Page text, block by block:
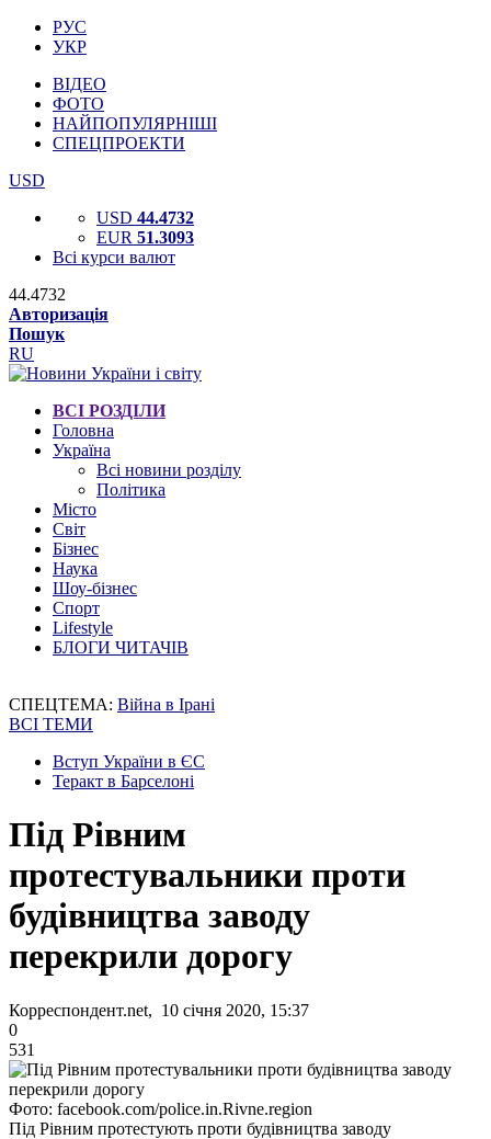
РУС
УКР
ВІДЕО
ФОТО
НАЙПОПУЛЯРНІШІ
СПЕЦПРОЕКТИ
USD
USD 44.4732
EUR 51.3093
Всі курси валют
44.4732
Авторизація
Пошук
RU
ВСІ РОЗДІЛИ
Головна
Україна
Всі новини розділу
Політика
Місто
Світ
Бізнес
Наука
Шоу-бізнес
Спорт
Lifestyle
БЛОГИ ЧИТАЧІВ
СПЕЦТЕМА: Війна в Ірані
ВСІ ТЕМИ
Вступ України в ЄС
Теракт в Барселоні
Під Рівним
протестувальники проти
будівництва заводу
перекрили дорогу
Корреспондент.net, 10 січня 2020, 15:37
0
531
Фото: facebook.com/police.in.Rivne.region
Під Рівним протестують проти будівництва заводу